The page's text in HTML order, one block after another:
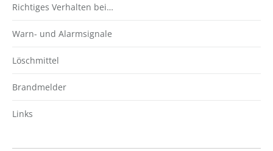
Richtiges Verhalten bei…
Warn- und Alarmsignale
Löschmittel
Brandmelder
Links